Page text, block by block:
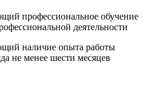
профессиональное обучение
деятельности
наличие опыта работы
не менее шести месяцев